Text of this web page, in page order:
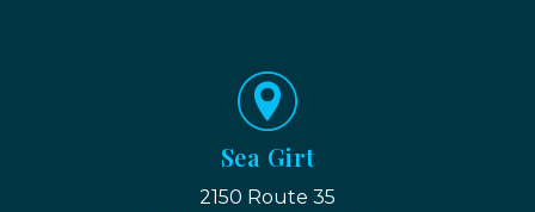
Sea Girt
2150 Route 35